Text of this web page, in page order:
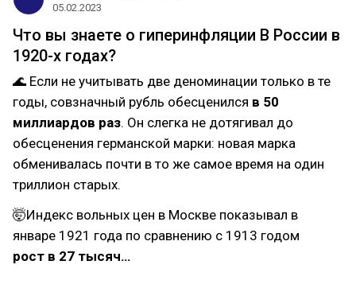
05.02.2023
Что вы знаете о гиперинфляции В России в
1920-х годах?
🌊 Если не учитывать две деноминации только в те
годы, совзначный рубль обесценился в 50
миллиардов раз. Он слегка не дотягивал до
обесценения германской марки: новая марка
обменивалась почти в то же самое время на один
триллион старых.
🤯Индекс вольных цен в Москве показывал в
январе 1921 года по сравнению с 1913 годом
рост в 27 тысяч…